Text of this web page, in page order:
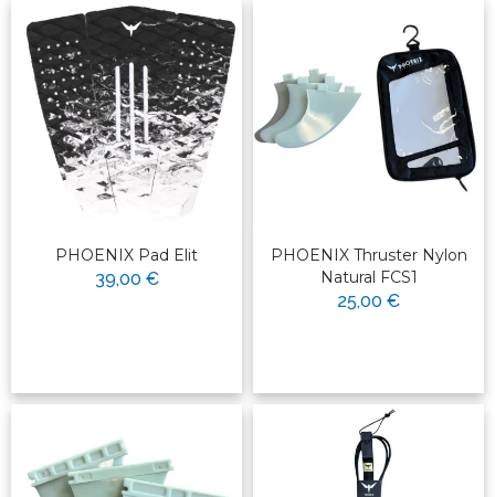
PHOENIX Pad Elit
39,00 €
PHOENIX Thruster Nylon
Natural FCS1
25,00 €